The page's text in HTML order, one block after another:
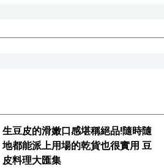
生豆皮的滑嫩口感堪稱絕品!隨時隨
地都能派上用場的乾貨也很實用 豆
皮料理大匯集